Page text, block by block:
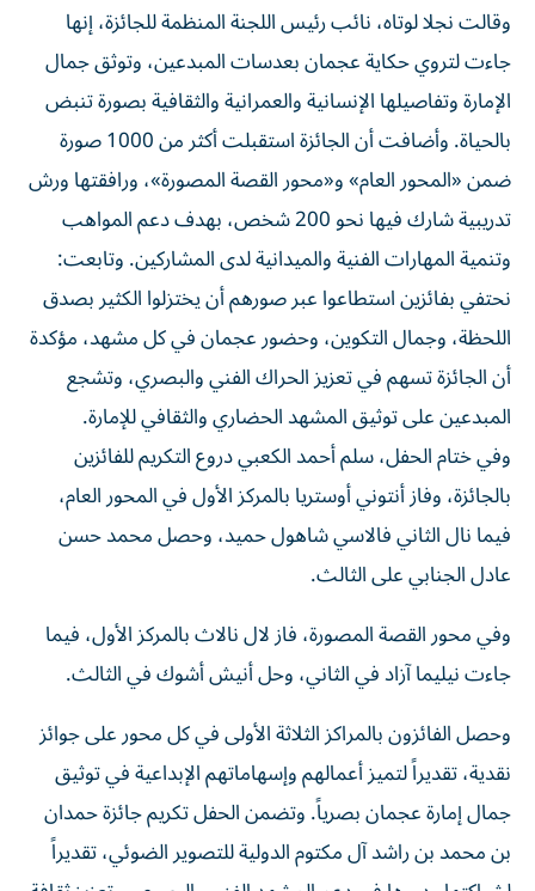
وقالت نجلا لوتاه، نائب رئيس اللجنة المنظمة للجائزة، إنها
جاءت لتروي حكاية عجمان بعدسات المبدعين، وتوثق جمال
الإمارة وتفاصيلها الإنسانية والعمرانية والثقافية بصورة تنبض
بالحياة. وأضافت أن الجائزة استقبلت أكثر من 1000 صورة
ضمن «المحور العام» و«محور القصة المصورة»، ورافقتها ورش
تدريبية شارك فيها نحو 200 شخص، بهدف دعم المواهب
وتنمية المهارات الفنية والميدانية لدى المشاركين. وتابعت:
نحتفي بفائزين استطاعوا عبر صورهم أن يختزلوا الكثير بصدق
اللحظة، وجمال التكوين، وحضور عجمان في كل مشهد، مؤكدة
أن الجائزة تسهم في تعزيز الحراك الفني والبصري، وتشجع
المبدعين على توثيق المشهد الحضاري والثقافي للإمارة.
وفي ختام الحفل، سلم أحمد الكعبي دروع التكريم للفائزين
بالجائزة، وفاز أنتوني أوستريا بالمركز الأول في المحور العام،
فيما نال الثاني فالاسي شاهول حميد، وحصل محمد حسن
عادل الجنابي على الثالث.
وفي محور القصة المصورة، فاز لال نالاث بالمركز الأول، فيما
جاءت نيليما آزاد في الثاني، وحل أنيش أشوك في الثالث.
وحصل الفائزون بالمراكز الثلاثة الأولى في كل محور على جوائز
نقدية، تقديراً لتميز أعمالهم وإسهاماتهم الإبداعية في توثيق
جمال إمارة عجمان بصرياً. وتضمن الحفل تكريم جائزة حمدان
بن محمد بن راشد آل مكتوم الدولية للتصوير الضوئي، تقديراً